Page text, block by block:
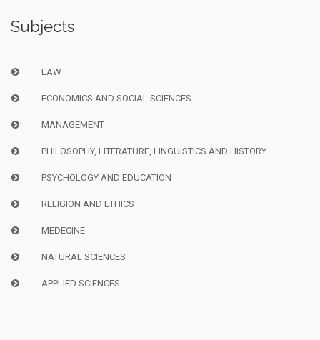
Subjects
LAW
ECONOMICS AND SOCIAL SCIENCES
MANAGEMENT
PHILOSOPHY, LITERATURE, LINGUISTICS AND HISTORY
PSYCHOLOGY AND EDUCATION
RELIGION AND ETHICS
MEDECINE
NATURAL SCIENCES
APPLIED SCIENCES